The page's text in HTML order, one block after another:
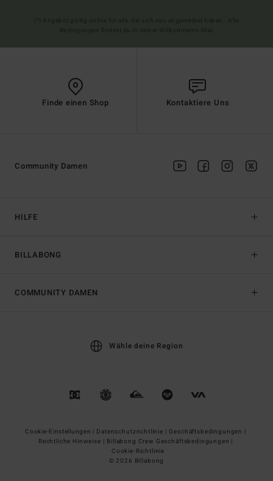
Finde einen Shop Kontaktiere Uns
HILFE
BILLABONG
Community Damen
COMMUNITY DAMEN
Wähle deine Region
Cookie-Einstellungen | Datenschutzrichtlinie | Geschäftsbedingungen |
Rechtliche Hinweise | Billabong Crew Geschäftsbedingungen |
Cookie-Richtlinie
© 2026 Billabong